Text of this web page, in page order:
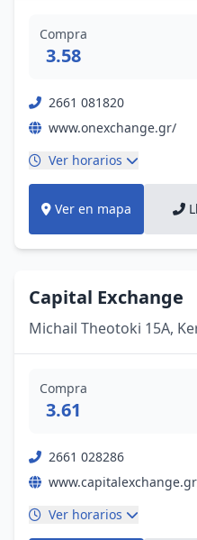
Compra
3.58
2661 081820
www.onexchange.gr/
Ver horarios
Ver en mapa
Capital Exchange
Michail Theotoki 15Α,
Compra
3.61
2661 028286
Ver horarios